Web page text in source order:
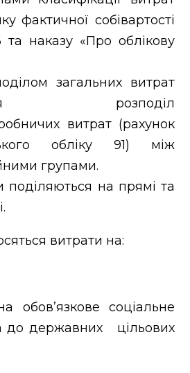
фактичної собівартості
наказу «Про облікову
загальних витрат
розподіл
витрат (рахунок
обліку 91) між
групами.
поділяються на прямі та
витрати на:
обов’язкове соціальне
до державних цільових